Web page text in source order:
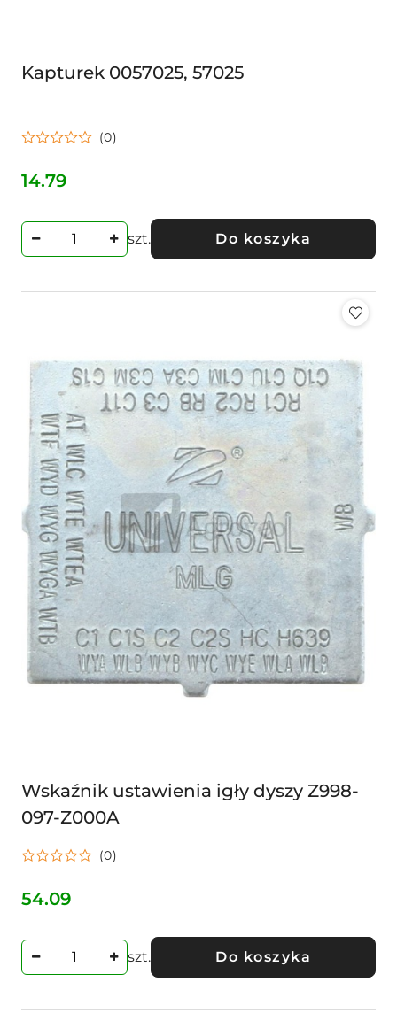
Kapturek 0057025, 57025
(0)
Cena:
14.79
szt. Do koszyka
Wskaźnik ustawienia igły dyszy Z998-
097-Z000A
(0)
Cena:
54.09
szt. Do koszyka